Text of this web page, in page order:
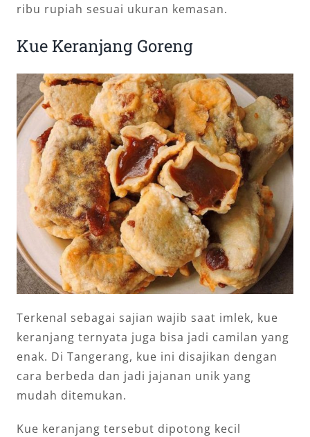
ribu rupiah sesuai ukuran kemasan.
Kue Keranjang Goreng
Terkenal sebagai sajian wajib saat imlek, kue
keranjang ternyata juga bisa jadi camilan yang
enak. Di Tangerang, kue ini disajikan dengan
cara berbeda dan jadi jajanan unik yang
mudah ditemukan.
Kue keranjang tersebut dipotong kecil